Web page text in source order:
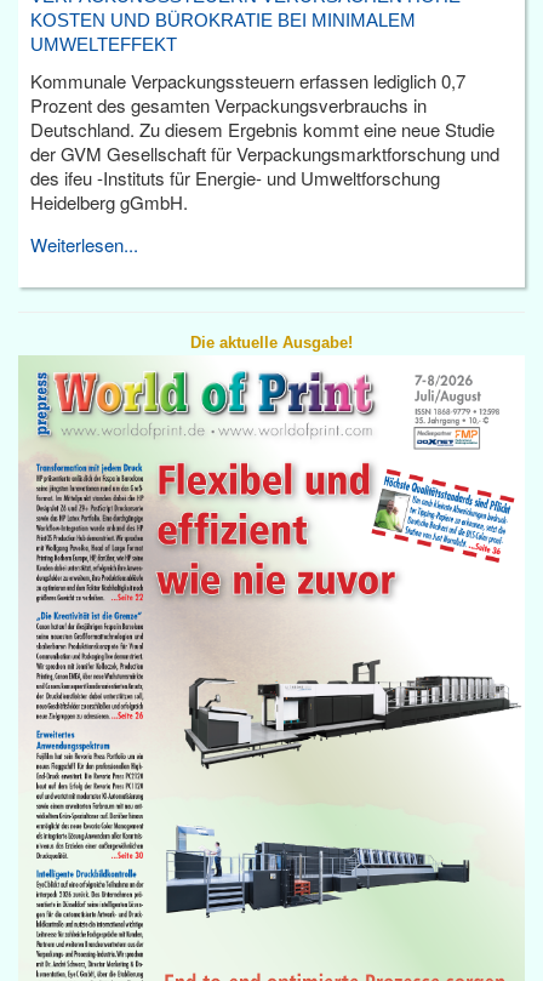
KOSTEN UND BÜROKRATIE BEI MINIMALEM
UMWELTEFFEKT
Kommunale Verpackungssteuern erfassen lediglich 0,7
Prozent des gesamten Verpackungsverbrauchs in
Deutschland. Zu diesem Ergebnis kommt eine neue Studie
der GVM Gesellschaft für Verpackungsmarktforschung und
des ifeu -Instituts für Energie- und Umweltforschung
Heidelberg gGmbH.
Weiterlesen...
Die aktuelle Ausgabe!